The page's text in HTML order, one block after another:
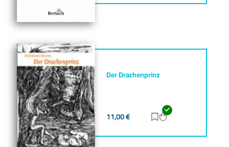
Der Drachenprinz
11,00€ Zur Merkliste
Zum Warenkorb